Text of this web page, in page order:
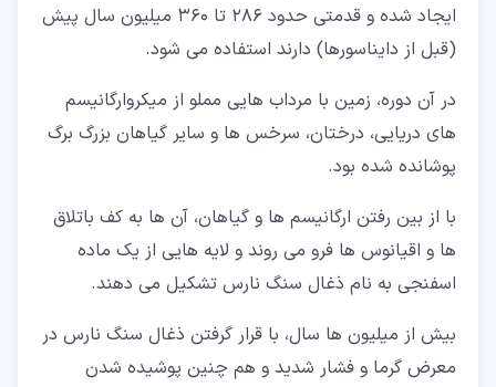
ایجاد شده و قدمتی حدود 286 تا 360 میلیون سال پیش
(قبل از دایناسورها) دارند استفاده می شود.
در آن دوره، زمین با مرداب هایی مملو از میکروارگانیسم
های دریایی، درختان، سرخس ها و سایر گیاهان بزرگ برگ
پوشانده شده بود.
با از بین رفتن ارگانیسم ها و گیاهان، آن ها به کف باتلاق
ها و اقیانوس ها فرو می روند و لایه هایی از یک ماده
اسفنجی به نام ذغال سنگ نارس تشکیل می دهند.
بیش از میلیون ها سال، با قرار گرفتن ذغال سنگ نارس در
معرض گرما و فشار شدید و هم چنین پوشیده شدن